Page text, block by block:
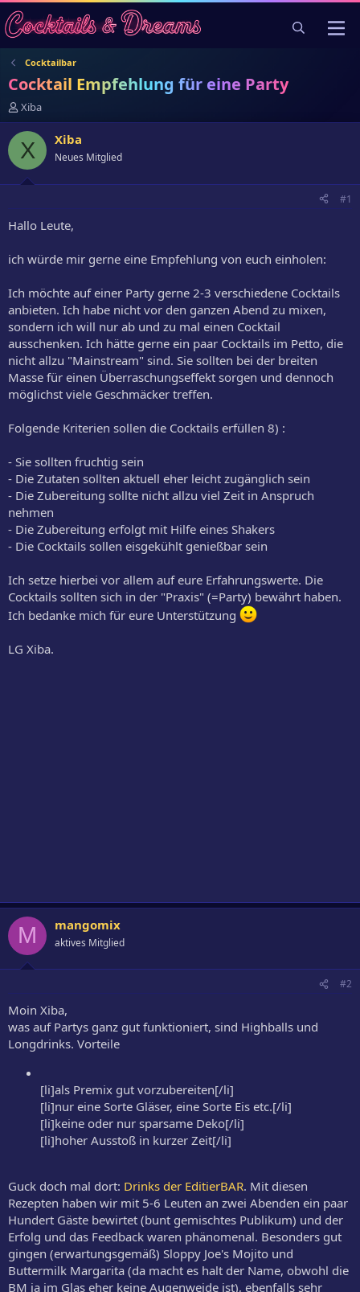
Cocktailbar
Cocktail Empfehlung für eine Party
E
r
s
t
r
Xiba
X Xiba
Neues Mitglied
#1
Hallo Leute,
ich würde mir gerne eine Empfehlung von euch einholen:
Ich möchte auf einer Party gerne 2-3 verschiedene Cocktails
anbieten. Ich habe nicht vor den ganzen Abend zu mixen,
sondern ich will nur ab und zu mal einen Cocktail
ausschenken. Ich hätte gerne ein paar Cocktails im Petto, die
nicht allzu "Mainstream" sind. Sie sollten bei der breiten
Masse für einen Überraschungseffekt sorgen und dennoch
möglichst viele Geschmäcker treffen.
Folgende Kriterien sollen die Cocktails erfüllen 8) :
- Sie sollten fruchtig sein
- Die Zutaten sollten aktuell eher leicht zugänglich sein
- Die Zubereitung sollte nicht allzu viel Zeit in Anspruch
nehmen
- Die Zubereitung erfolgt mit Hilfe eines Shakers
- Die Cocktails sollen eisgekühlt genießbar sein
Ich setze hierbei vor allem auf eure Erfahrungswerte. Die
Cocktails sollten sich in der "Praxis" (=Party) bewährt haben.
Ich bedanke mich für eure Unterstützung
LG Xiba.
M mangomix
aktives Mitglied
#2
Moin Xiba,
was auf Partys ganz gut funktioniert, sind Highballs und
Longdrinks. Vorteile
[li]als Premix gut vorzubereiten[/li]
[li]nur eine Sorte Gläser, eine Sorte Eis etc.[/li]
[li]keine oder nur sparsame Deko[/li]
[li]hoher Ausstoß in kurzer Zeit[/li]
Guck doch mal dort: Drinks der EditierBAR. Mit diesen
Rezepten haben wir mit 5-6 Leuten an zwei Abenden ein paar
Hundert Gäste bewirtet (bunt gemischtes Publikum) und der
Erfolg und das Feedback waren phänomenal. Besonders gut
gingen (erwartungsgemäß) Sloppy Joe's Mojito und
Buttermilk Margarita (da macht es halt der Name, obwohl die
BM ja im Glas eher keine Augenweide ist), ebenfalls sehr